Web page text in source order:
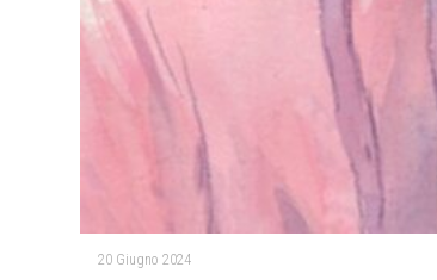
20 Giugno 2024